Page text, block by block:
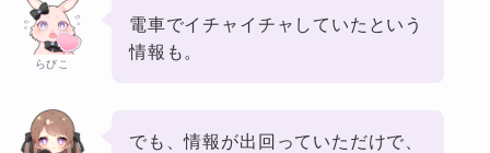
らびこ
電車でイチャイチャしていたという
情報も。
でも、情報が出回っていただけで、